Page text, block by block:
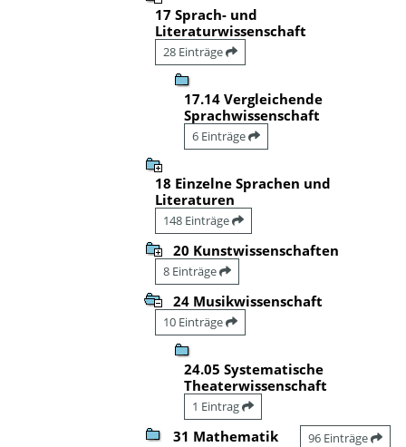
17 Sprach- und
Literaturwissenschaft
28 Einträge
17.14 Vergleichende
Sprachwissenschaft
6 Einträge
18 Einzelne Sprachen und
Literaturen
148 Einträge
20 Kunstwissenschaften
8 Einträge
24 Musikwissenschaft
10 Einträge
24.05 Systematische
Theaterwissenschaft
1 Eintrag
31 Mathematik 96 Einträge